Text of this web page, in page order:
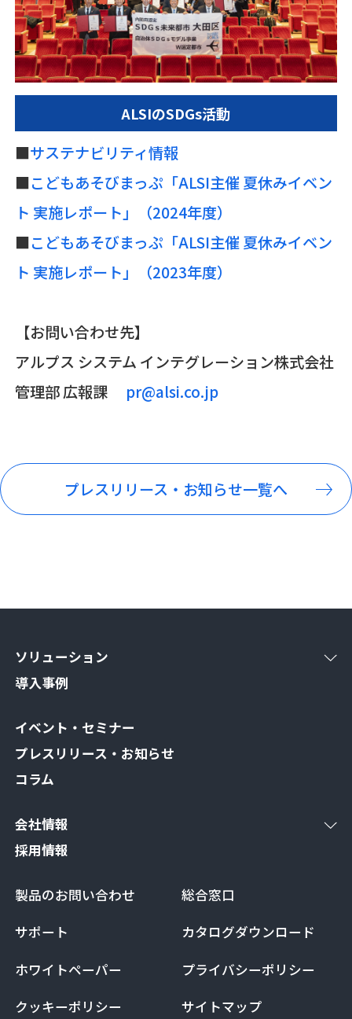
ALSIのSDGs活動
■サステナビリティ情報
■こどもあそびまっぷ「ALSI主催 夏休みイベン
ト 実施レポート」（2024年度）
■こどもあそびまっぷ「ALSI主催 夏休みイベン
ト 実施レポート」（2023年度）
【お問い合わせ先】
アルプス システム インテグレーション株式会社
管理部 広報課 pr@alsi.co.jp
プレスリリース・お知らせ一覧へ
ソリューション
導入事例
イベント・セミナー
プレスリリース・お知らせ
コラム
会社情報
採用情報
製品のお問い合わせ
総合窓口
サポート
カタログダウンロード
ホワイトペーパー
プライバシーポリシー
クッキーポリシー
サイトマップ